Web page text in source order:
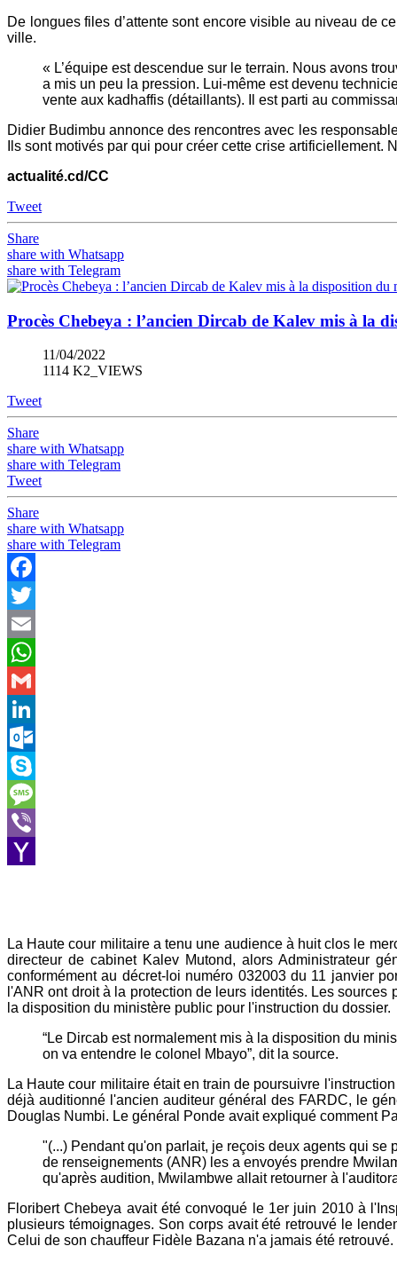
De longues files d’attente sont encore visible au niveau de
ville.
« L’équipe est descendue sur le terrain. Nous avons
a mis un peu la pression. Lui-même est devenu
vente aux kadhaffis (détaillants). Il est parti au
Didier Budimbu annonce des rencontres avec les
Ils sont motivés par qui pour créer cette crise artificiellement.
actualité.cd/CC
Tweet
Share
share with Whatsapp
share with Telegram
Procès Chebeya : l’ancien Dircab de Kalev mis à la
11/04/2022
1114 K2_VIEWS
Tweet
Share
share with Whatsapp
share with Telegram
Tweet
Share
share with Whatsapp
share with Telegram
Facebook
Twitter
Email
WhatsApp
Gmail
LinkedIn
Outlook.com
Skype
Message
Viber
La Haute cour militaire a tenu une audience à huit clos le
directeur de cabinet Kalev Mutond, alors Administrateur
conformément au décret-loi numéro 032003 du 11 janvier
l'ANR ont droit à la protection de leurs identités. Les
la disposition du ministère public pour l'instruction du dossier.
“Le Dircab est normalement mis à la disposition du
on va entendre le colonel Mbayo”, dit la source.
La Haute cour militaire était en train de poursuivre
déjà auditionné l'ancien auditeur général des FARDC, le
Douglas Numbi. Le général Ponde avait expliqué comment
"(...) Pendant qu'on parlait, je reçois deux agents qui
de renseignements (ANR) les a envoyés prendre
qu'après audition, Mwilambwe allait retourner à
Floribert Chebeya avait été convoqué le 1er juin 2010 à
plusieurs témoignages. Son corps avait été retrouvé le
Celui de son chauffeur Fidèle Bazana n'a jamais été retrouvé.